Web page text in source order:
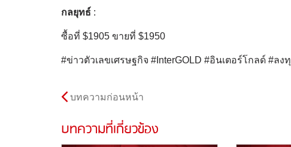
กลยุทธ์ :
ซื้อที่ $1905 ขายที่ $1950
#ข่าวตัวเลขเศรษฐกิจ #InterGOLD #อินเตอร์โกลด์ #
บทความก่อนหน้า
บทความที่เกี่ยวข้อง